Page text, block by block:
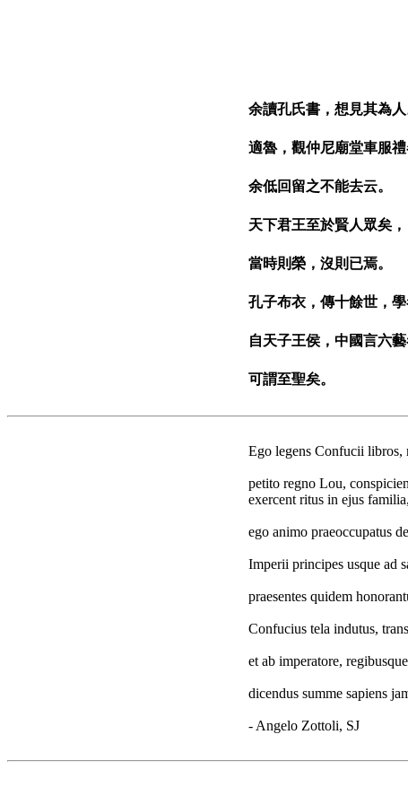
余讀孔氏書，想見其為人
適魯，觀仲尼廟堂車服
余低回留之不能去云。
天下君王至於賢人眾矣，
當時則榮，沒則已焉。
孔子布衣，傳十餘世，學
自天子王侯，中國言六
可謂至聖矣。
Ego legens Confucii libros,
petito regno Lou,
exercent ritus in ejus familia,
ego animo praeoccupatus
Imperii principes usque ad
praesentes quidem
Confucius tela indutus,
et ab imperatore,
dicendus summe sapiens
- Angelo Zottoli, SJ